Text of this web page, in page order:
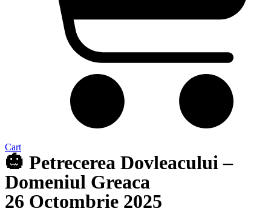
Cart
🎃 Petrecerea Dovleacului –
Domeniul Greaca
26 Octombrie 2025